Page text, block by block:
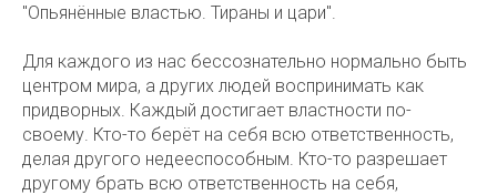
"Опьянённые властью. Тираны и цари".
Для каждого из нас бессознательно нормально быть
центром мира, а других людей воспринимать как
придворных. Каждый достигает властности по-
своему. Кто-то берёт на себя всю ответственность,
делая другого недееспособным. Кто-то разрешает
другому брать всю ответственность на себя,